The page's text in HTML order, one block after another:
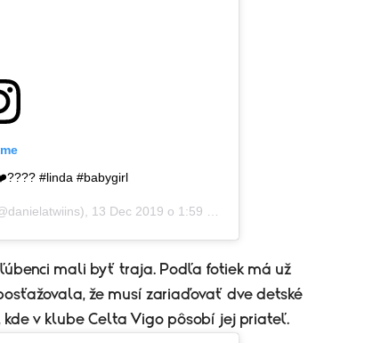
#linda #babygirl
13 Dec 2019 o 1:59 PST
mali byť traja. Podľa fotiek má už
že musí zariaďovať dve detské
kde v klube Celta Vigo pôsobí jej priateľ.